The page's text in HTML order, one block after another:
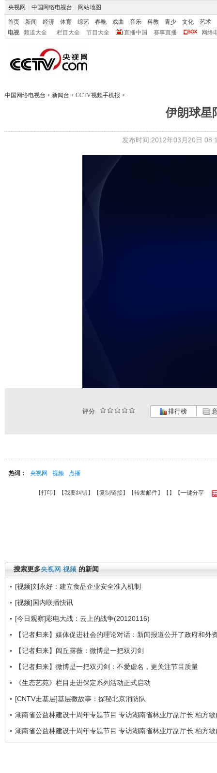
央视网 中国网络电视台 网站地图
首页 新闻 经济 体育 综艺 春晚 戏曲 音乐 科教 青少 文化
艺术
电视
频道大全 栏目大全 节目大全 直播中国 赛事直播 网络
中国网络电视台 > 新闻台 > CCTV视频手机报 >
伊朗球星
发布时间:2012年03月20日
评分 排行榜
热词： 央视网 视频 点播
【打印 】【我要纠错】【复制链接】【转发邮件】【 】 【一键分享
搜索更多央视网 视频 的新闻
[视频]刘永好：建立食品企业安全准入机制
[视频]国内联播快讯
[今日观察]彩电大战：云上的战争(20120116)
【记者归来】媒体促进社会的理论对话：新闻报道公开了政府和外
【记者归来】闾丘露薇：微博是一把双刃剑
【记者归来】微博是一把双刃剑：不爱虚名，更关注节目质量
《生态艺苑》栏目走进保定系列活动正式启动
[CNTV走基层]基层微故事：探秘北京消防队
湖南省公益林建设十周年专题节目 专访湖南省林业厅副厅长 柏方
湖南省公益林建设十周年专题节目 专访湖南省林业厅副厅长 柏方